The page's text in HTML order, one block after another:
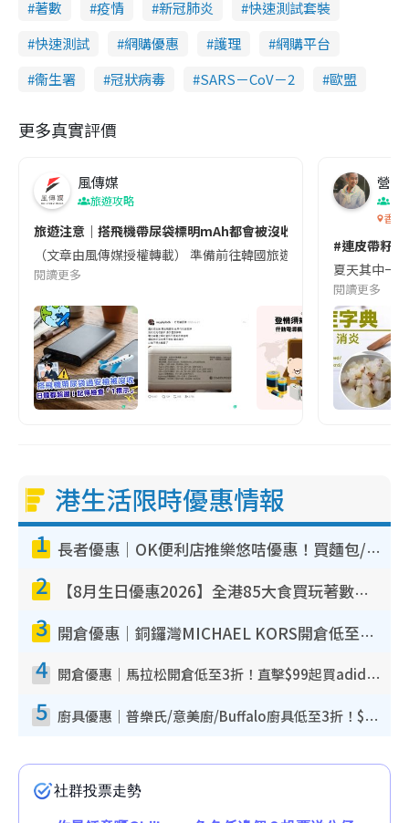
著數 疫情 新冠肺炎
快速測試套裝
快速測試
網購優惠 護理
網購平台
衞生署
冠狀病毒 SARS－CoV－2 歐盟
更多真實評價
風傳媒
旅遊攻略
旅遊注意｜搭飛機帶尿袋標明mAh都會被沒收😱出發前切記檢查
（文章由風傳媒授權轉載） 準備前往韓國旅遊的民眾，近期要
閱讀更多
營養
香港
#連皮帶籽
夏天其中一
閱讀更多
港生活限時優惠情報
1 長者優惠｜OK便利店推樂悠咭優惠！買麵包/牛奶/保健品拍卡即減
2 【8月生日優惠2026】全港85大食買玩著數攻略 自助餐/火鍋放題同行免費＋誠品/DONKI送現金券
3 開倉優惠｜銅鑼灣MICHAEL KORS開倉低至17折！直擊$500起買手袋/銀包/鞋款 必買經典Jet Set系列
4 開倉優惠｜馬拉松開倉低至3折！直擊$99起買adidas／New Balance／Puma鞋款 STANLEY保溫杯劈價至$119起
5 廚具優惠｜普樂氏/意美廚/Buffalo廚具低至3折！$89起買煎鍋／炒鑊／個人鍋 同場小家電激減至$99起